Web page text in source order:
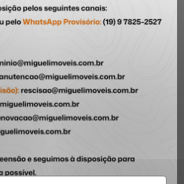
uma consultoria, enviar
oportunidades ou
alguém da nossa